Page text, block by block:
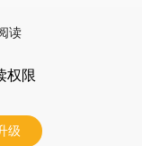
读
权限
级